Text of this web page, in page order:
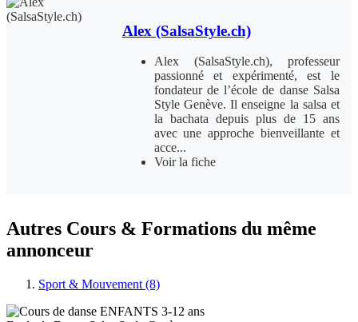
Alex (SalsaStyle.ch)
Alex (SalsaStyle.ch), professeur
passionné et expérimenté, est le
fondateur de l’école de danse Salsa
Style Genève. Il enseigne la salsa et
la bachata depuis plus de 15 ans
avec une approche bienveillante et
acce...
Voir la fiche
Autres Cours & Formations du même
annonceur
Sport & Mouvement (8)